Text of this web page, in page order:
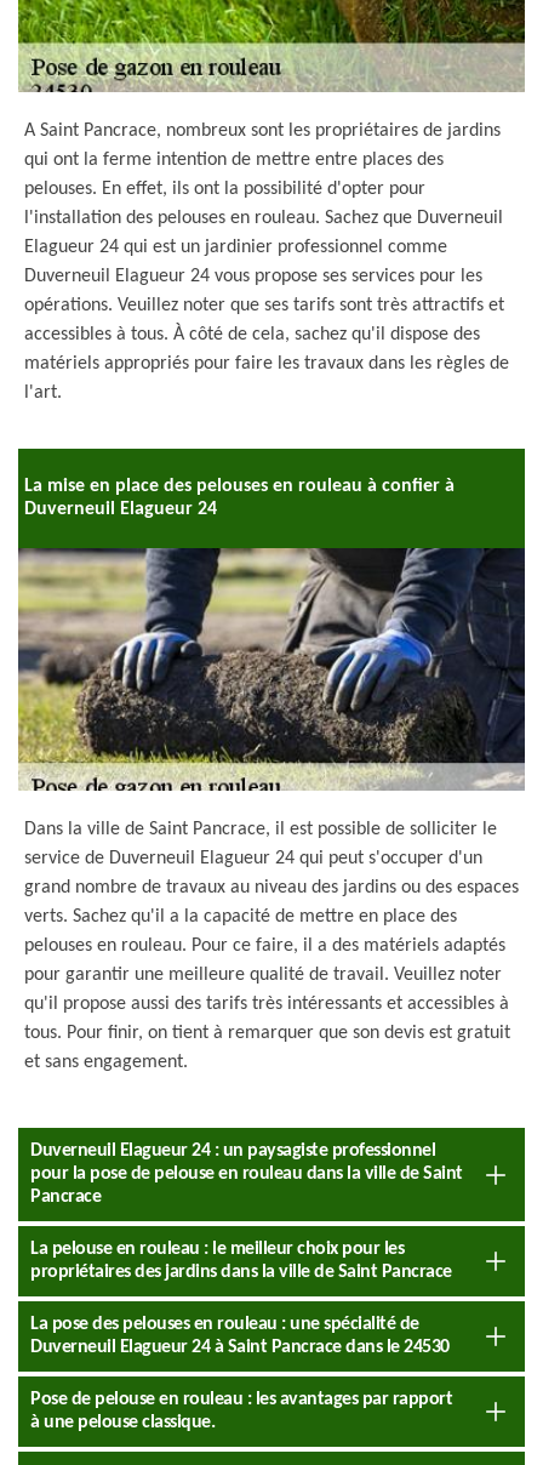
A Saint Pancrace, nombreux sont les propriétaires de jardins
qui ont la ferme intention de mettre entre places des
pelouses. En effet, ils ont la possibilité d'opter pour
l'installation des pelouses en rouleau. Sachez que Duverneuil
Elagueur 24 qui est un jardinier professionnel comme
Duverneuil Elagueur 24 vous propose ses services pour les
opérations. Veuillez noter que ses tarifs sont très attractifs et
accessibles à tous. À côté de cela, sachez qu'il dispose des
matériels appropriés pour faire les travaux dans les règles de
l'art.
La mise en place des pelouses en rouleau à confier à
Duverneuil Elagueur 24
Dans la ville de Saint Pancrace, il est possible de solliciter le
service de Duverneuil Elagueur 24 qui peut s'occuper d'un
grand nombre de travaux au niveau des jardins ou des espaces
verts. Sachez qu'il a la capacité de mettre en place des
pelouses en rouleau. Pour ce faire, il a des matériels adaptés
pour garantir une meilleure qualité de travail. Veuillez noter
qu'il propose aussi des tarifs très intéressants et accessibles à
tous. Pour finir, on tient à remarquer que son devis est gratuit
et sans engagement.
Duverneuil Elagueur 24 : un paysagiste professionnel
pour la pose de pelouse en rouleau dans la ville de Saint
Pancrace
La pelouse en rouleau : le meilleur choix pour les
propriétaires des jardins dans la ville de Saint Pancrace
La pose des pelouses en rouleau : une spécialité de
Duverneuil Elagueur 24 à Saint Pancrace dans le 24530
Pose de pelouse en rouleau : les avantages par rapport
à une pelouse classique.